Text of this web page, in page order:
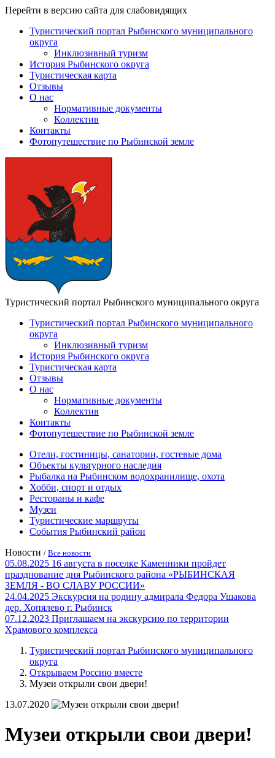
Перейти в версию сайта для слабовидящих
Туристический портал Рыбинского муниципального
округа
Инклюзивный туризм
История Рыбинского округа
Туристическая карта
Отзывы
О нас
Нормативные документы
Коллектив
Контакты
Фотопутешествие по Рыбинской земле
Туристический портал Рыбинского муниципального округа
Туристический портал Рыбинского муниципального
округа
Инклюзивный туризм
История Рыбинского округа
Туристическая карта
Отзывы
О нас
Нормативные документы
Коллектив
Контакты
Фотопутешествие по Рыбинской земле
Отели, гостиницы, санатории, гостевые дома
Объекты культурного наследия
Рыбалка на Рыбинском водохранилище, охота
Хобби, спорт и отдых
Рестораны и кафе
Музеи
Туристические маршруты
События Рыбинский район
Новости / Все новости
05.08.2025 16 августа в поселке Каменники пройдет
празднование дня Рыбинского района «РЫБИНСКАЯ
ЗЕМЛЯ - ВО СЛАВУ РОССИИ»
24.04.2025 Экскурсия на родину адмирала Федора Ушакова
дер. Хопялево г. Рыбинск
07.12.2023 Приглашаем на экскурсию по территории
Храмового комплекса
Туристический портал Рыбинского муниципального
округа
Открываем Россию вместе
Музеи открыли свои двери!
13.07.2020
Музеи открыли свои двери!